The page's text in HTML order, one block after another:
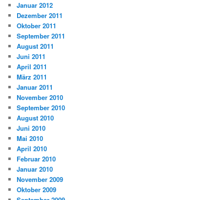
Januar 2012
Dezember 2011
Oktober 2011
September 2011
August 2011
Juni 2011
April 2011
März 2011
Januar 2011
November 2010
September 2010
August 2010
Juni 2010
Mai 2010
April 2010
Februar 2010
Januar 2010
November 2009
Oktober 2009